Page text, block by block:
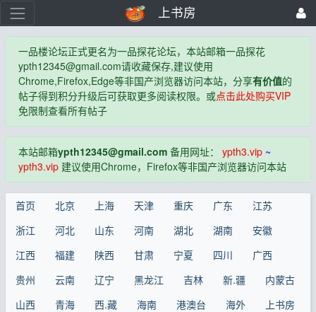
上书房
一品楼论坛正式更名为一品探花论坛，本站邮箱一品探花
ypth12345@gmail.com请收藏保存,建议使用
Chrome,Firefox,Edge等非国产浏览器访问本站，分享有价值的
帖子得到积分升级后可获取更多阅读权限。或点击此处购买VIP
免限制查看所有帖子
本站邮箱ypth12345@gmail.com备用网址： ypth3.vip~
ypth3.vip建议使用Chrome，Firefox等非国产浏览器访问本站
首页 北京 上海 天津 重庆 广东
江苏
浙江
河北 山东 河南 湖北 湖南
安徽
江西
福建 陕西 甘肃 宁夏 四川
广西
贵州
云南 辽宁 黑龙江 吉林 新.疆
内蒙古
山西
青海 西.藏 海南 港澳台 海外
上书房